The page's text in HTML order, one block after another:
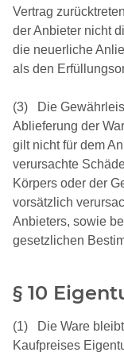
Vertrag
der Anbieter nicht
die neuerliche
als den
(3) Die
Ablieferung der
gilt nicht für dem
verursachte
Körpers oder der
vorsätzlich
Anbieters, sowie
gesetzlichen
§ 10
(1) Die Ware
Kaufpreises